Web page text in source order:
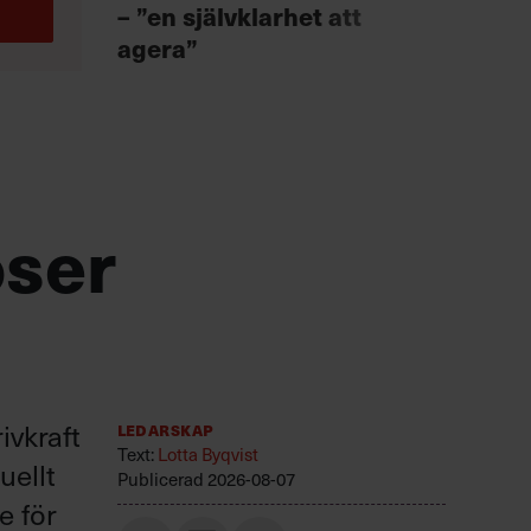
– ”en självklarhet att
agera”
för
Ledarskap
Text: Lotta Byqvist
Publicerad 2026-08-07